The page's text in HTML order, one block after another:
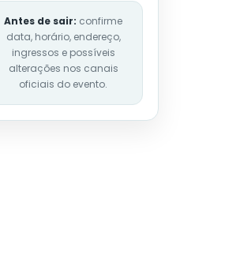
Antes de sair: confirme
data, horário, endereço,
ingressos e possíveis
alterações nos canais
oficiais do evento.